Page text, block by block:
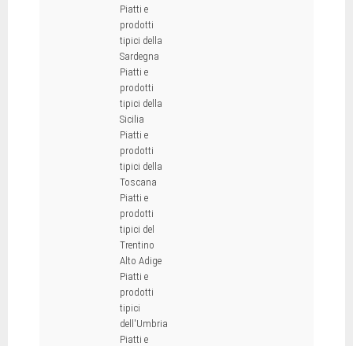
Piatti e
prodotti
tipici della
Sardegna
Piatti e
prodotti
tipici della
Sicilia
Piatti e
prodotti
tipici della
Toscana
Piatti e
prodotti
tipici del
Trentino
Alto Adige
Piatti e
prodotti
tipici
dell'Umbria
Piatti e